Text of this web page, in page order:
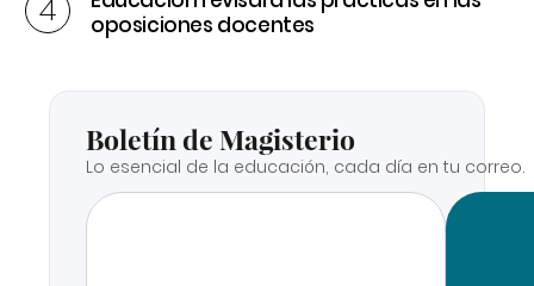
oposiciones docentes
Boletín de Magisterio
Lo esencial de la educación, cada día en tu correo.